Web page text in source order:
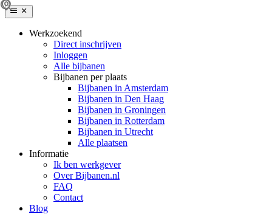
Werkzoekend
Direct inschrijven
Inloggen
Alle bijbanen
Bijbanen per plaats
Bijbanen in Amsterdam
Bijbanen in Den Haag
Bijbanen in Groningen
Bijbanen in Rotterdam
Bijbanen in Utrecht
Alle plaatsen
Informatie
Ik ben werkgever
Over Bijbanen.nl
FAQ
Contact
Blog